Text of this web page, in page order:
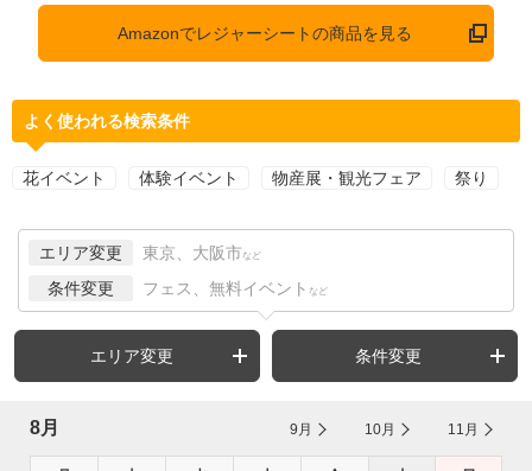
Amazonでレジャーシートの商品を見る
よく使われる検索条件
花イベント 体験イベント 物産展・観光フェア 祭り
エリア変更 東京、大阪市 など
条件変更 フェス、無料イベント など
エリア変更 条件変更
8月 9月 10月 11月